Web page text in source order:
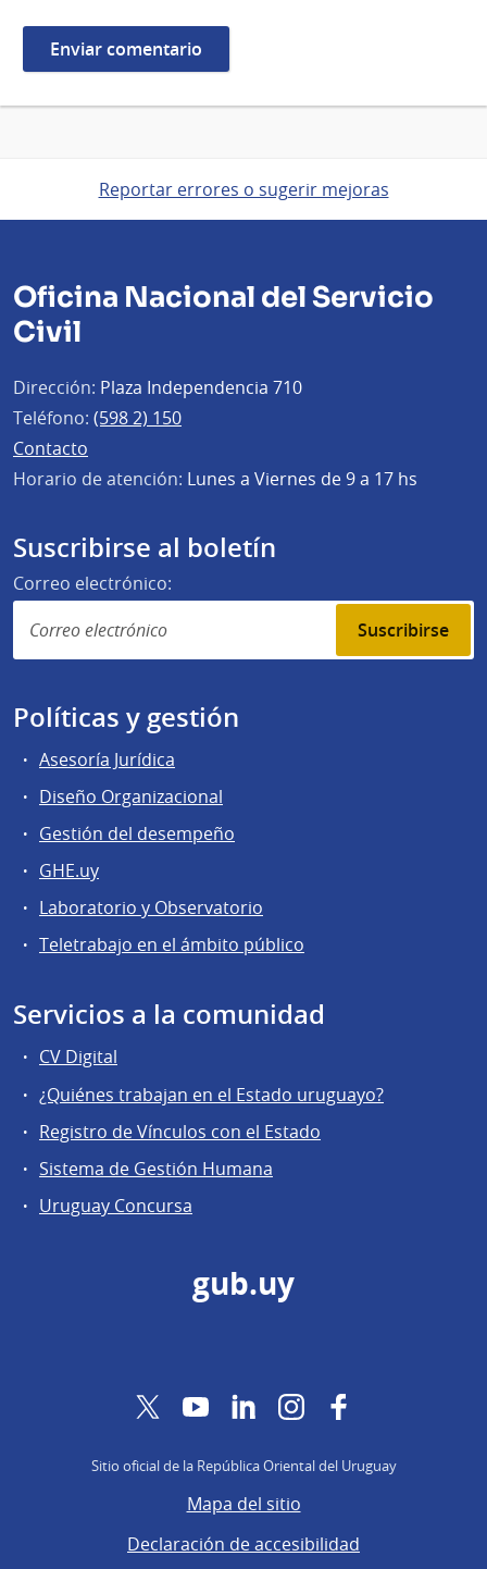
Reportar errores o sugerir mejoras
Oficina Nacional del Servicio
Civil
Dirección: Plaza Independencia 710
Teléfono: (598 2) 150
Contacto
Horario de atención: Lunes a Viernes de 9 a 17 hs
Suscribirse al boletín
Correo electrónico:
Suscribirse
Políticas y gestión
Asesoría Jurídica
Diseño Organizacional
Gestión del desempeño
GHE.uy
Laboratorio y Observatorio
Teletrabajo en el ámbito público
Servicios a la comunidad
CV Digital
¿Quiénes trabajan en el Estado uruguayo?
Registro de Vínculos con el Estado
Sistema de Gestión Humana
Uruguay Concursa
gub.uy
TwitterYouTubeLinkedInInstagram
Sitio oficial de la República Oriental del Uruguay
Mapa del sitio
Declaración de accesibilidad